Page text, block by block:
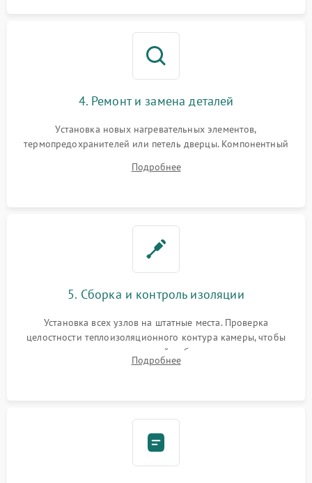
4. Ремонт и замена деталей
Установка новых нагревательных элементов,
термопредохранителей или петель дверцы. Компонентный
выгоревших реле, восстановление контактов и замена
Подробнее
5. Сборка и контроль изоляции
Установка всех узлов на штатные места. Проверка
целостности теплоизоляционного контура камеры, чтобы
исключить перегрев кухонной мебели и потерю тепла.
Надежная фиксация клемм и сборка корпуса шкафа.
Подробнее